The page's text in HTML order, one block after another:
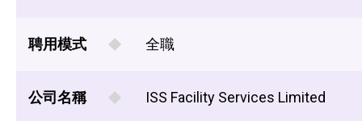
聘用模式 全職
公司名稱 ISS Facility Services Limited